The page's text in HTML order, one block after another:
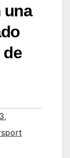
una
de
,